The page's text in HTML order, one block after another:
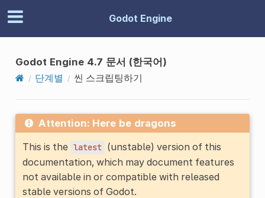
Godot Engine
Godot Engine 4.7 문서 (한국어)
단계별
씬 스크립팅하기
Attention: Here be dragons
This is the latest (unstable) version of this
documentation, which may document features
not available in or compatible with released
stable versions of Godot.